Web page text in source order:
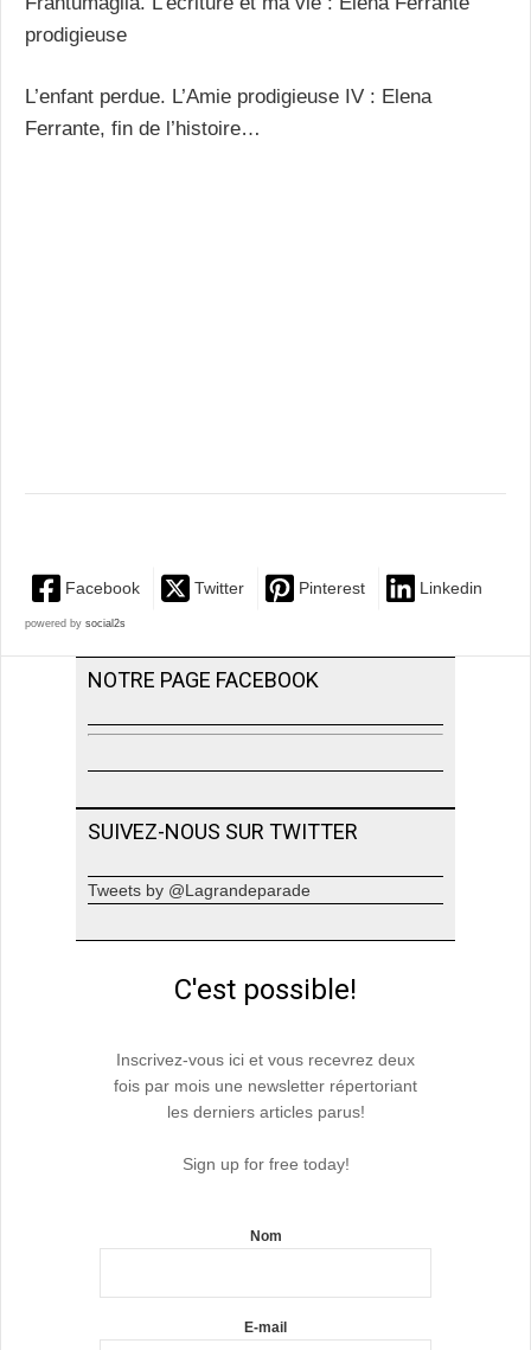
prodigieuse
L’enfant perdue. L’Amie prodigieuse IV : Elena
Ferrante, fin de l’histoire…
Facebook Twitter Pinterest Linkedin
powered by social2s
NOTRE PAGE FACEBOOK
SUIVEZ-NOUS SUR TWITTER
Tweets by @Lagrandeparade
C'est possible!
Inscrivez-vous ici et vous recevrez deux
fois par mois une newsletter répertoriant
les derniers articles parus!
Sign up for free today!
Nom
E-mail